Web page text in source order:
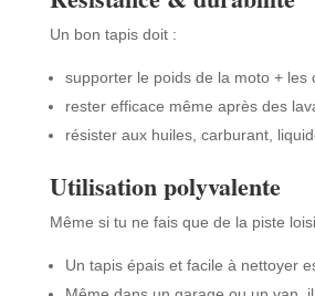
Un bon tapis doit :
supporter le poids de la moto + les
rester efficace même après des
résister aux huiles, carburant,
Utilisation polyvalente
Même si tu ne fais que de la piste
Un tapis épais et facile à nettoyer